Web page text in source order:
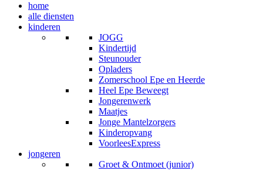
home
alle diensten
kinderen
JOGG
Kindertijd
Steunouder
Opladers
Zomerschool Epe en Heerde
Heel Epe Beweegt
Jongerenwerk
Maatjes
Jonge Mantelzorgers
Kinderopvang
VoorleesExpress
jongeren
Groet & Ontmoet (junior)